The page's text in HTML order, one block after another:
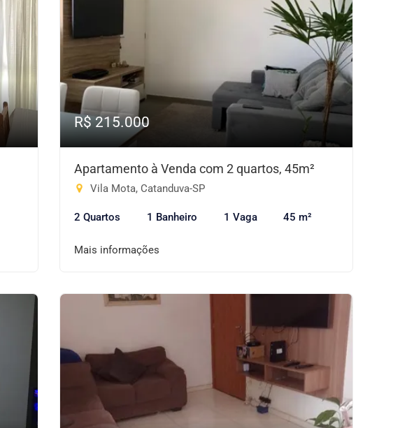
R$ 215.000
Apartamento à Venda com 2 quartos, 45m²
Vila Mota, Catanduva-SP
2 Quartos 1 Banheiro 1 Vaga 45 m²
Mais informações